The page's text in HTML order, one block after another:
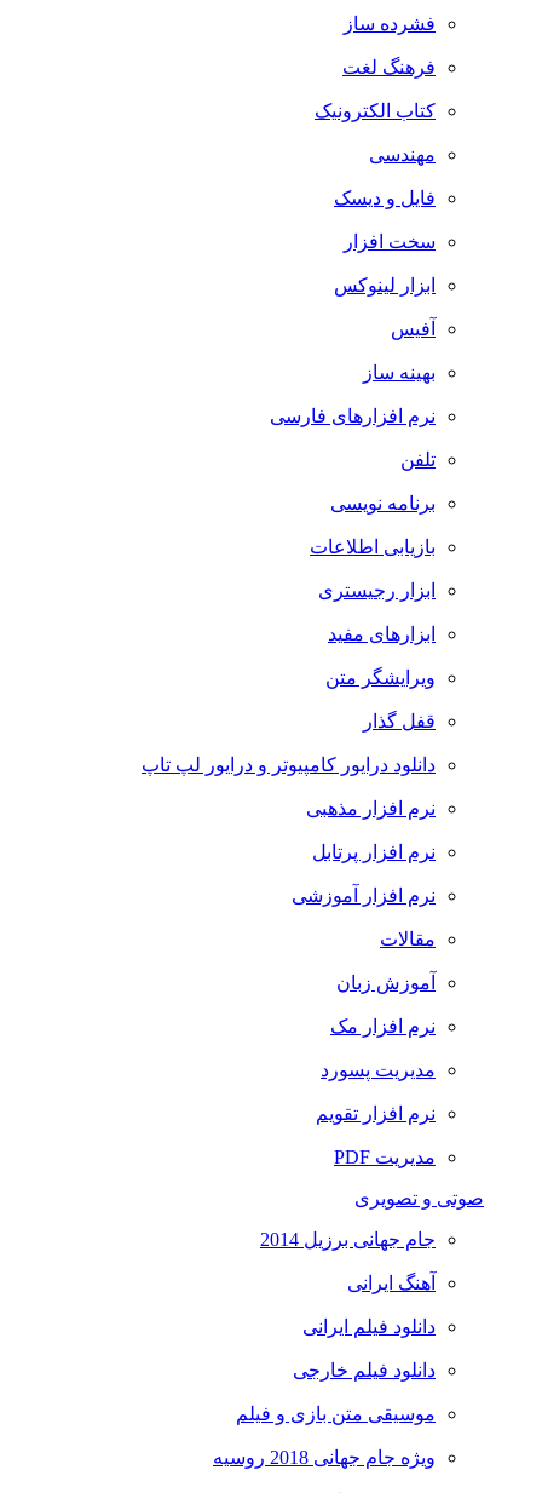
فشرده ساز
فرهنگ لغت
کتاب الکترونیک
مهندسی
فایل و دیسک
سخت افزار
ابزار لینوکس
آفیس
بهینه ساز
نرم افزارهای فارسی
تلفن
برنامه نویسی
بازیابی اطلاعات
ابزار رجیستری
ابزارهای مفید
ویرایشگر متن
قفل گذار
دانلود درایور کامپیوتر و درایور لپ تاپ
نرم افزار مذهبی
نرم افزار پرتابل
نرم افزار آموزشی
مقالات
آموزش زبان
نرم افزار مک
مدیریت پسورد
نرم افزار تقویم
مدیریت PDF
صوتی و تصویری
جام جهانی برزیل 2014
آهنگ ایرانی
دانلود فیلم ایرانی
دانلود فیلم خارجی
موسیقی متن بازی و فیلم
ویژه جام جهانی 2018 روسیه